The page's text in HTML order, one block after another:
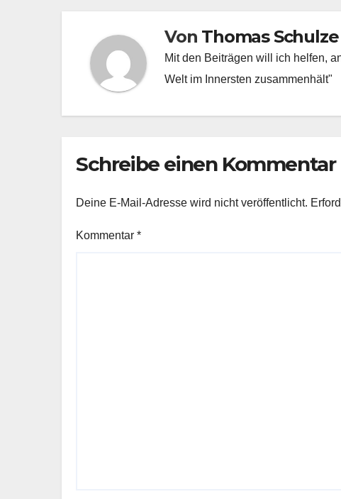
Von Thomas Schulze
Mit den Beiträgen will ich helfen,
Welt im Innersten zusammenhält"
Schreibe einen Kommentar
Deine E-Mail-Adresse wird nicht veröffentlicht.
Kommentar *